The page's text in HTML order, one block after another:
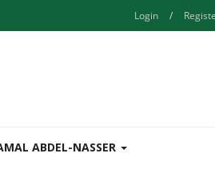
Login /
ABDEL-NASSER